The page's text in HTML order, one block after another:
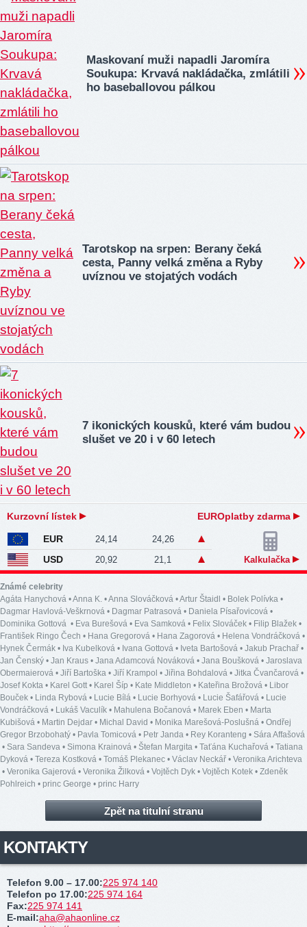
Maskovaní muži napadli Jaromíra
Soukupa: Krvavá nakládačka, zmlátili
ho baseballovou pálkou
Tarotskop na srpen: Berany čeká
cesta, Panny velká změna a Ryby
uvíznou ve stojatých vodách
7 ikonických kousků, které vám budou
slušet ve 20 i v 60 letech
Kurzovní lístek EUROplatby zdarma
EUR 24,14 24,26
USD 20,92 21,1 Kalkulačka
Známé celebrity
Agáta Hanychová •Anna K. •Anna Slováčková •Artur Štaidl • Bolek Polívka •
Dagmar Havlová-Veškrnová • Dagmar Patrasová • Daniela Písařovicová •
Dominika Gottová • Eva Burešová • Eva Samková • Felix Slováček • Filip Blažek •
František Ringo Čech • Hana Gregorová • Hana Zagorová • Helena Vondráčková •
Hynek Čermák • Iva Kubelková • Ivana Gottová • Iveta Bartošová • Jakub Prachař •
Jan Čenský • Jan Kraus • Jana Adamcová Nováková • Jana Boušková • Jaroslava
Obermaierová • Jiří Bartoška • Jiří Krampol • Jiřina Bohdalová • Jitka Čvančarová •
Josef Kokta • Karel Gott • Karel Šíp • Kate Middleton • Kateřina Brožová • Libor
Bouček • Linda Rybová • Lucie Bílá • Lucie Borhyová • Lucie Šafářová • Lucie
Vondráčková • Lukáš Vaculík • Mahulena Bočanová • Marek Eben • Marta
Kubišová • Martin Dejdar • Michal David • Monika Marešová-Poslušná • Ondřej
Gregor Brzobohatý • Pavla Tomicová • Petr Janda • Rey Koranteng • Sára Affašová
• Sara Sandeva • Simona Krainová • Štefan Margita • Taťána Kuchařová • Tatiana
Dyková • Tereza Kostková • Tomáš Plekanec • Václav Neckář • Veronika Arichteva
• Veronika Gajerová • Veronika Žilková • Vojtěch Dyk • Vojtěch Kotek • Zdeněk
Pohlreich • princ George • princ Harry
Zpět na titulní stranu
KONTAKTY
Telefon 9.00 – 17.00:225 974 140
Telefon po 17.00:225 974 164
Fax:225 974 141
E-mail:aha@ahaonline.cz